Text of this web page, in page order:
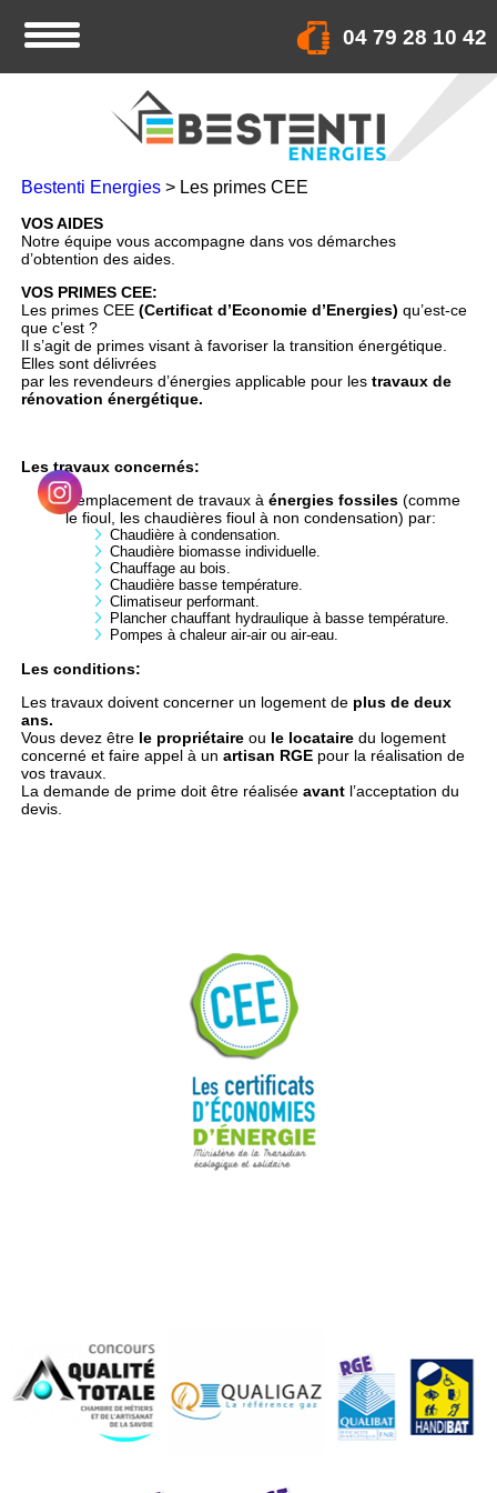
04 79 28 10 42
Bestenti Energies > Les primes CEE
LES
PRIMES
CEE
VOS AIDES
Notre équipe vous accompagne dans vos démarches
d’obtention des aides.
VOS PRIMES CEE:
Les primes CEE(Certificat d’Economie d’Energies) qu’est-ce
que c’est ?
Il s’agit de primes visant à favoriser la transition énergétique.
Elles sont délivrées
par les revendeurs d’énergies applicable pour lestravaux de
rénovation énergétique.
Les travaux concernés:
Remplacement de travaux àénergies fossiles(comme
le fioul, les chaudières fioul à non condensation) par:
Chaudière à condensation.
Chaudière biomasse individuelle.
Chauffage au bois.
Chaudière basse température.
Climatiseur performant.
Plancher chauffant hydraulique à basse température.
Pompes à chaleur air-air ou air-eau.
Les conditions:
Les travaux doivent concerner un logement de plus de deux
ans.
Vous devez être le propriétaire ou le locataire du logement
concerné et faire appel à unartisan RGE pour la réalisation de
vos travaux.
La demande de prime doit être réaliséeavant l’acceptation du
devis.